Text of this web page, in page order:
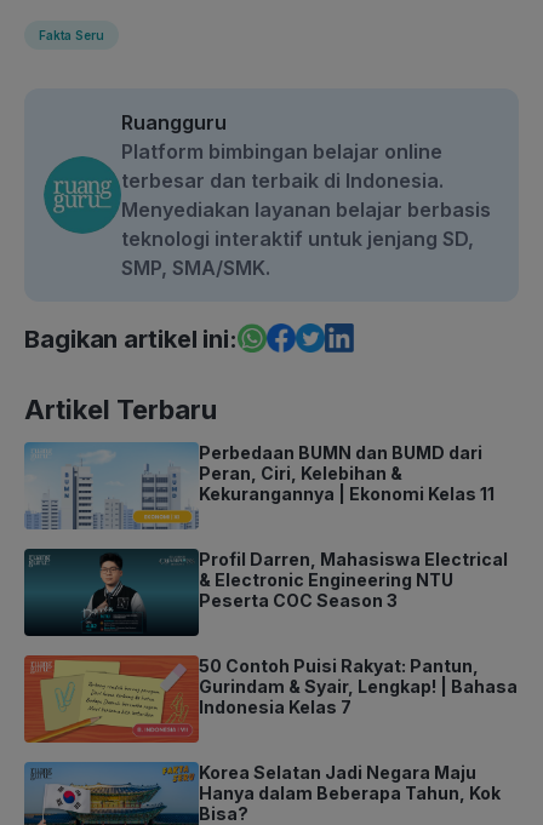
Fakta Seru
Ruangguru
Platform bimbingan belajar online
terbesar dan terbaik di Indonesia.
Menyediakan layanan belajar berbasis
teknologi interaktif untuk jenjang SD,
SMP, SMA/SMK.
Bagikan artikel ini:
Artikel Terbaru
Perbedaan BUMN dan BUMD dari
Peran, Ciri, Kelebihan &
Kekurangannya | Ekonomi Kelas 11
Profil Darren, Mahasiswa Electrical
& Electronic Engineering NTU
Peserta COC Season 3
50 Contoh Puisi Rakyat: Pantun,
Gurindam & Syair, Lengkap! | Bahasa
Indonesia Kelas 7
Korea Selatan Jadi Negara Maju
Hanya dalam Beberapa Tahun, Kok
Bisa?